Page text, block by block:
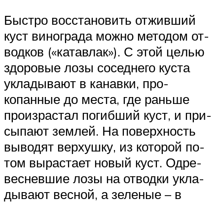
Быстро восстановить отживший
куст винограда можно методом от­
водков («катавлак»). С этой це­лью
здоровые лозы соседнего ку­ста
укладывают в канавки, про­
копанные до места, где раньше
произрастал погибший куст, и при­
сыпают землей. На поверхность
выводят верхушку, из которой по­
том вырастает новый куст. Одре­
весневшие лозы на отводки укла­
дывают весной, а зеленые – в